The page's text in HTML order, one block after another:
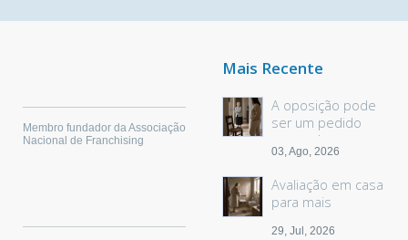
Membro fundador da Associação
Nacional de Franchising
Mais Recente
A oposição pode
ser um pedido
sem palavras
03, Ago, 2026
Avaliação em casa
para mais
29, Jul, 2026